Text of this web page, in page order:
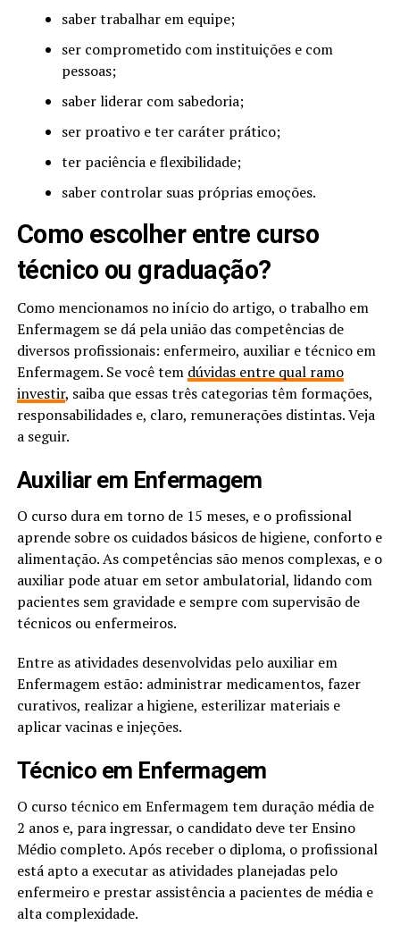
saber trabalhar em equipe;
ser comprometido com instituições e com
pessoas;
saber liderar com sabedoria;
ser proativo e ter caráter prático;
ter paciência e flexibilidade;
saber controlar suas próprias emoções.
Como escolher entre curso
técnico ou graduação?
Como mencionamos no início do artigo, o trabalho em
Enfermagem se dá pela união das competências de
diversos profissionais: enfermeiro, auxiliar e técnico em
Enfermagem. Se você tem dúvidas entre qual ramo
investir, saiba que essas três categorias têm formações,
responsabilidades e, claro, remunerações distintas. Veja
a seguir.
Auxiliar em Enfermagem
O curso dura em torno de 15 meses, e o profissional
aprende sobre os cuidados básicos de higiene, conforto e
alimentação. As competências são menos complexas, e o
auxiliar pode atuar em setor ambulatorial, lidando com
pacientes sem gravidade e sempre com supervisão de
técnicos ou enfermeiros.
Entre as atividades desenvolvidas pelo auxiliar em
Enfermagem estão: administrar medicamentos, fazer
curativos, realizar a higiene, esterilizar materiais e
aplicar vacinas e injeções.
Técnico em Enfermagem
O curso técnico em Enfermagem tem duração média de
2 anos e, para ingressar, o candidato deve ter Ensino
Médio completo. Após receber o diploma, o profissional
está apto a executar as atividades planejadas pelo
enfermeiro e prestar assistência a pacientes de média e
alta complexidade.